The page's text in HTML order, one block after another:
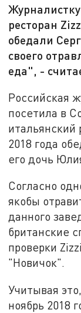
ресторан
обедали
своего
еда", -
Российская
посетила в
итальянский
2018 года
его дочь
Согласно
якобы
данного
британские
проверки
"Новичок".
Учитывая
ноябрь 2018